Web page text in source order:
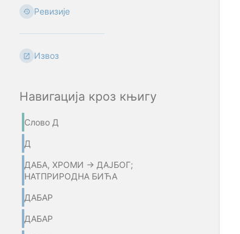
Ревизије
Извоз
Навигација кроз књигу
Слово Д
Д
ДАБА, ХРОМИ → ДАЈБОГ;
НАТПРИРОДНА БИЋА
ДАБАР
ДАБАР